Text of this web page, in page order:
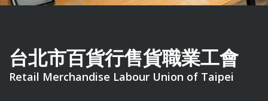
台北市百貨行售貨職業工會
Retail Merchandise Labour Union of Taipei